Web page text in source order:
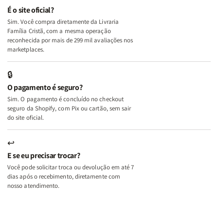
e
Deus
+
A
Mulher
Lar
+
A
Lar
É o site oficial?
Sim. Você compra diretamente da Livraria
Família Cristã, com a mesma operação
reconhecida por mais de 299 mil avaliações nos
marketplaces.
🔒
O pagamento é seguro?
Sim. O pagamento é concluído no checkout
seguro da Shopify, com Pix ou cartão, sem sair
do site oficial.
↩
E se eu precisar trocar?
Você pode solicitar troca ou devolução em até 7
dias após o recebimento, diretamente com
nosso atendimento.